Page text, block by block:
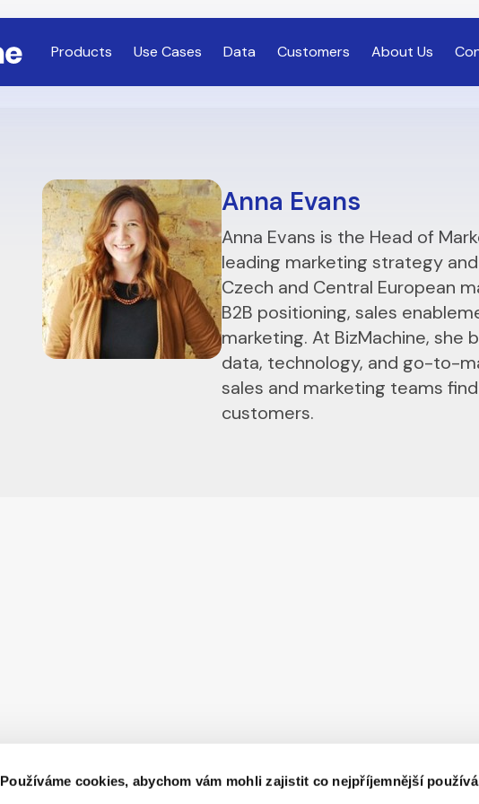
Používáme cookies, abychom vám mohli zajistit co nejpříjemnější
Products Use Cases Data Customers About Us
Anna Evans
Anna Evans is the Head of
leading marketing strategy
Czech and Central European
B2B positioning, sales
marketing. At BizMachine, she
data, technology, and go-to-
sales and marketing teams
customers.